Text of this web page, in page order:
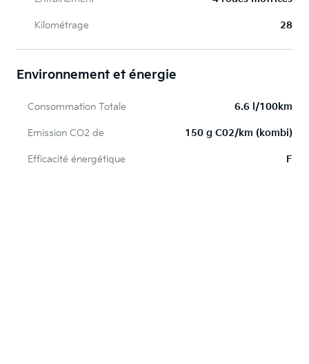
Kilométrage 28
Environnement et énergie
Consommation Totale 6.6 l/100km
Emission CO2 de 150 g C02/km (kombi)
Efficacité énergétique F